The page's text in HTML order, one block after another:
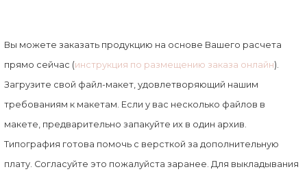
Вы можете заказать продукцию на основе Вашего расчета
прямо сейчас (инструкция по размещению заказа онлайн).
Загрузите свой файл-макет, удовлетворяющий нашим
требованиям к макетам. Если у вас несколько файлов в
макете, предварительно запакуйте их в один архив.
Типография готова помочь с версткой за дополнительную
плату. Согласуйте это пожалуйста заранее. Для выкладывания